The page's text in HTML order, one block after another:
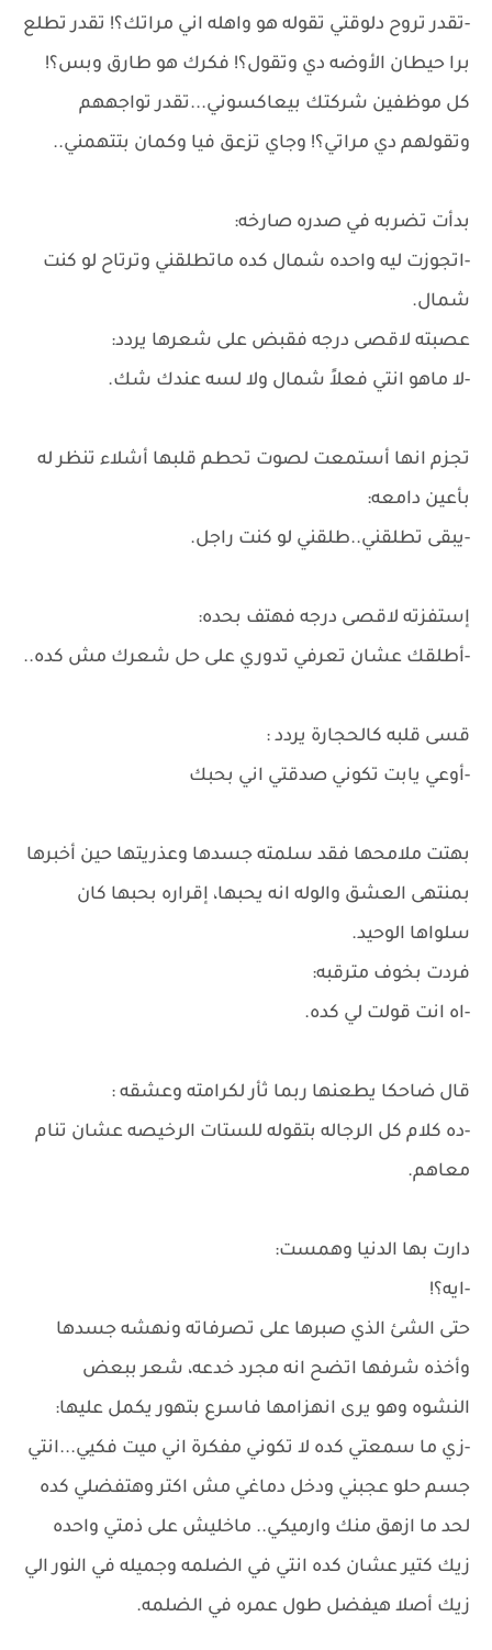
-تقدر تروح دلوقتي تقوله هو واهله اني مراتك؟! تقدر تطلع
برا حيطان الأوضه دي وتقول؟! فكرك هو طارق وبس؟!
كل موظفين شركتك بيعاكسوني...تقدر تواجههم
وتقولهم دي مراتي؟! وجاي تزعق فيا وكمان بتتهمني..
بدأت تضربه في صدره صارخه:
-اتجوزت ليه واحده شمال كده ماتطلقني وترتاح لو كنت
شمال.
عصبته لاقصى درجه فقبض على شعرها يردد:
-لا ماهو انتي فعلاً شمال ولا لسه عندك شك.
تجزم انها أستمعت لصوت تحطم قلبها أشلاء تنظر له
بأعين دامعه:
-يبقى تطلقني..طلقني لو كنت راجل.
إستفزته لاقصى درجه فهتف بحده:
-أطلقك عشان تعرفي تدوري على حل شعرك مش كده..
قسى قلبه كالحجارة يردد :
-أوعي يابت تكوني صدقتي اني بحبك
بهتت ملامحها فقد سلمته جسدها وعذريتها حين أخبرها
بمنتهى العشق والوله انه يحبها، إقراره بحبها كان
سلواها الوحيد.
فردت بخوف مترقبه:
-اه انت قولت لي كده.
قال ضاحكا يطعنها ربما ثأر لكرامته وعشقه :
-ده كلام كل الرجاله بتقوله للستات الرخيصه عشان تنام
معاهم.
دارت بها الدنيا وهمست:
-ايه؟!
حتى الشئ الذي صبرها على تصرفاته ونهشه جسدها
وأخذه شرفها اتضح انه مجرد خدعه، شعر ببعض
النشوه وهو يرى انهزامها فاسرع بتهور يكمل عليها:
-زي ما سمعتي كده لا تكوني مفكرة اني ميت فكيي...انتي
جسم حلو عجبني ودخل دماغي مش اكتر وهتفضلي كده
لحد ما ازهق منك وارميكي.. ماخليش على ذمتي واحده
زيك كتير عشان كده انتي في الضلمه وجميله في النور الي
زيك أصلا هيفضل طول عمره في الضلمه.